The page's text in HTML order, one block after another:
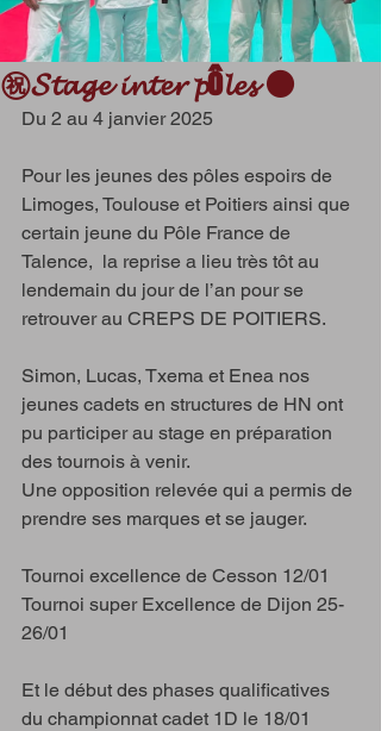
㊗️𝓢𝓽𝓪𝓰𝓮 𝓲𝓷𝓽𝓮𝓻 𝓹ô𝓵𝓮𝓼 ⚫️
Du 2 au 4 janvier 2025
Pour les jeunes des pôles espoirs de
Limoges, Toulouse et Poitiers ainsi que
certain jeune du Pôle France de
Talence,  la reprise a lieu très tôt au
lendemain du jour de l’an pour se
retrouver au CREPS DE POITIERS.
Simon, Lucas, Txema et Enea nos
jeunes cadets en structures de HN ont
pu participer au stage en préparation
des tournois à venir.
Une opposition relevée qui a permis de
prendre ses marques et se jauger.
Tournoi excellence de Cesson 12/01
Tournoi super Excellence de Dijon 25-
26/01
Et le début des phases qualificatives
du championnat cadet 1D le 18/01